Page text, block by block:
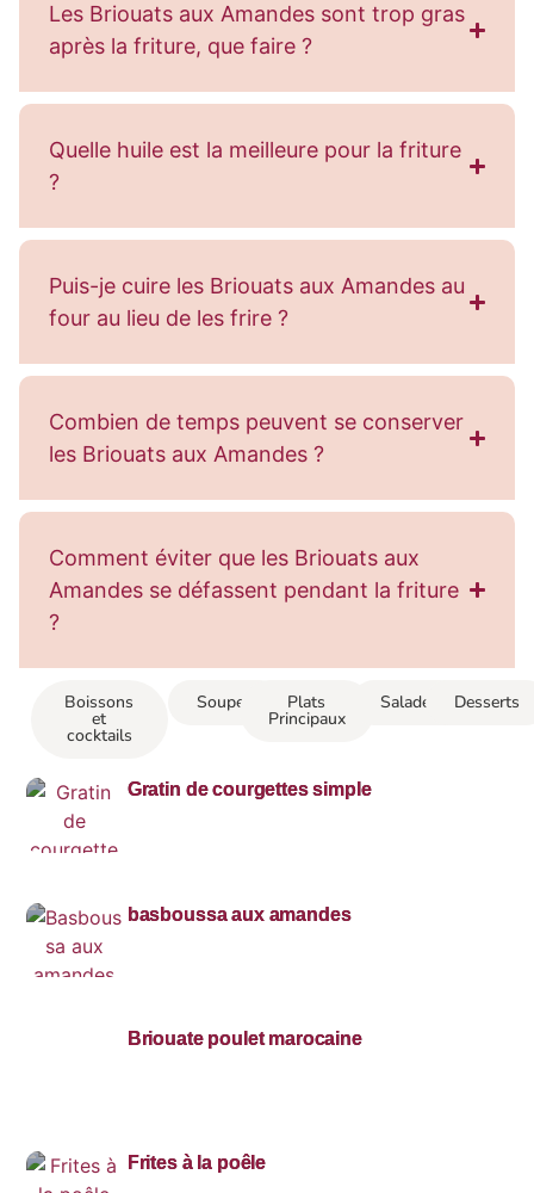
Les Briouats aux Amandes sont trop gras
après la friture, que faire ?
Quelle huile est la meilleure pour la friture
?
Puis-je cuire les Briouats aux Amandes au
four au lieu de les frire ?
Combien de temps peuvent se conserver
les Briouats aux Amandes ?
Comment éviter que les Briouats aux
Amandes se défassent pendant la friture
?
Boissons
et
cocktails
Soupes Plats
Principaux
Salades Desserts
Gratin de courgettes simple
basboussa aux amandes
Briouate poulet marocaine
Frites à la poêle